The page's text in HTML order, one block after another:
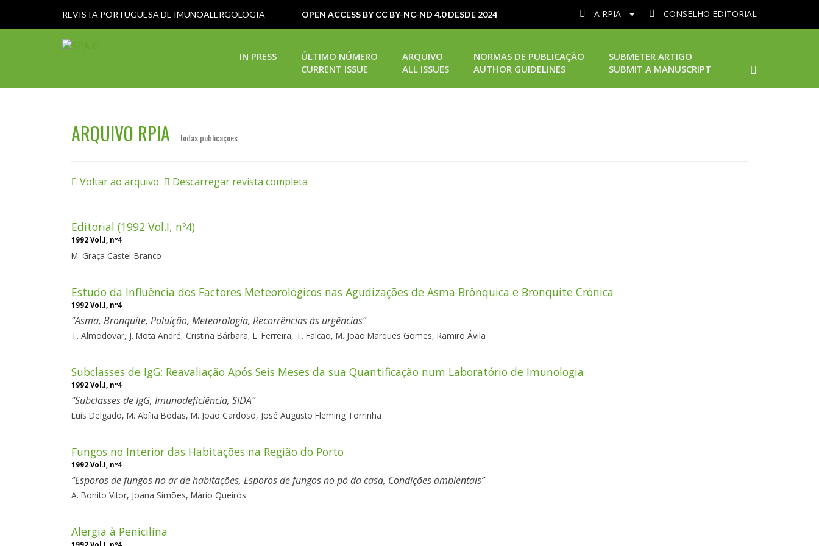
REVISTA PORTUGUESA DE IMUNOALERGOLOGIA OPEN ACCESS BY CC BY-NC-ND 4.0 DESDE 2024 A RPIA CONSELHO EDITORIAL
IN PRESS
ÚLTIMO NÚMERO
CURRENT ISSUE
ARQUIVO
ALL ISSUES
NORMAS DE PUBLICAÇÃO
AUTHOR GUIDELINES
SUBMETER ARTIGO
SUBMIT A MANUSCRIPT
ARQUIVO RPIA Todas publicações
Voltar ao arquivo Descarregar revista completa
Editorial (1992 Vol.I, nº4)
1992 Vol.I, nº4
M. Graça Castel-Branco
Estudo da Influência dos Factores Meteorológicos nas Agudizações de Asma Brônquica e Bronquite Crónica
1992 Vol.I, nº4
Asma, Bronquite, Poluição, Meteorologia, Recorrências às urgências
T. Almodovar, J. Mota André, Cristina Bárbara, L. Ferreira, T. Falcão, M. João Marques Gomes, Ramiro Ávila
Subclasses de IgG: Reavaliação Após Seis Meses da sua Quantificação num Laboratório de Imunologia
1992 Vol.I, nº4
Subclasses de IgG, Imunodeficiência, SIDA
Luís Delgado, M. Abília Bodas, M. João Cardoso, José Augusto Fleming Torrinha
Fungos no Interior das Habitações na Região do Porto
1992 Vol.I, nº4
Esporos de fungos no ar de habitações, Esporos de fungos no pó da casa, Condições ambientais
A. Bonito Vitor, Joana Simões, Mário Queirós
Alergia à Penicilina